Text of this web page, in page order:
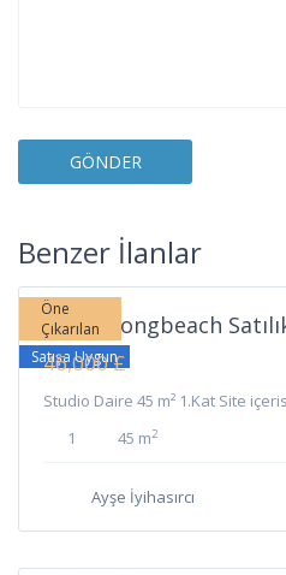
Benzer İlanlar
İskele
Öne
Çıkarılan
Satışa Uygun
İskele Longbeach
46,000 £
Studio Daire 45 m² 1.Kat Site
1
45 m2
Ayşe İyihasırcı
Long